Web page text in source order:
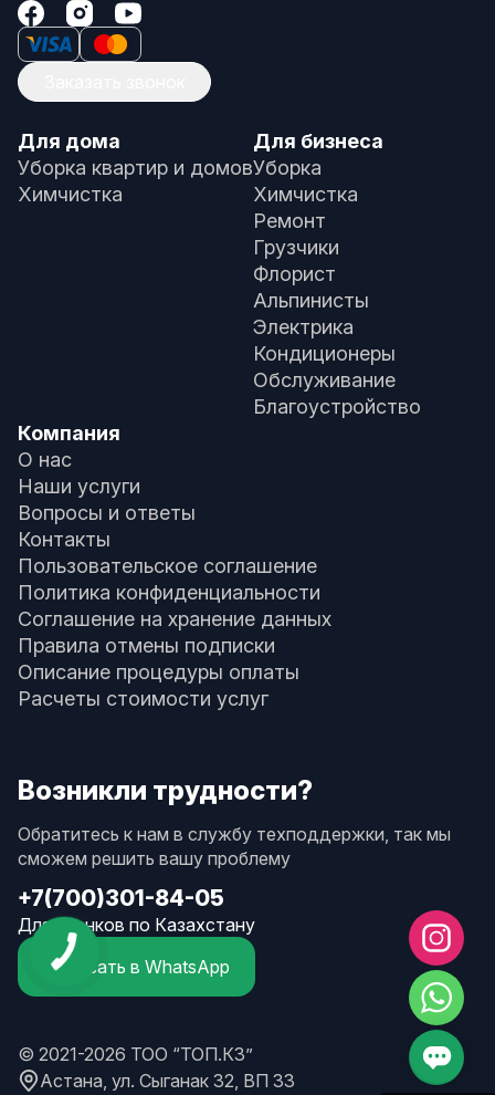
Для дома
Уборка квартир и домов
Химчистка
Для бизнеса
Уборка
Химчистка
Ремонт
Грузчики
Флорист
Альпинисты
Электрика
Кондиционеры
Обслуживание
Благоустройство
Компания
О нас
Наши услуги
Вопросы и ответы
Контакты
Пользовательское соглашение
Политика конфиденциальности
Соглашение на хранение данных
Правила отмены подписки
Описание процедуры оплаты
Расчеты стоимости услуг
Возникли трудности?
Обратитесь к нам в службу техподдержки, так мы
сможем решить вашу проблему
+7(700)301-84-05
Для звонков по Казахстану
Написать в WhatsApp
© 2021-2026 ТОО “ТОП.КЗ”
Астана, ул. Сыганак 32, ВП 33